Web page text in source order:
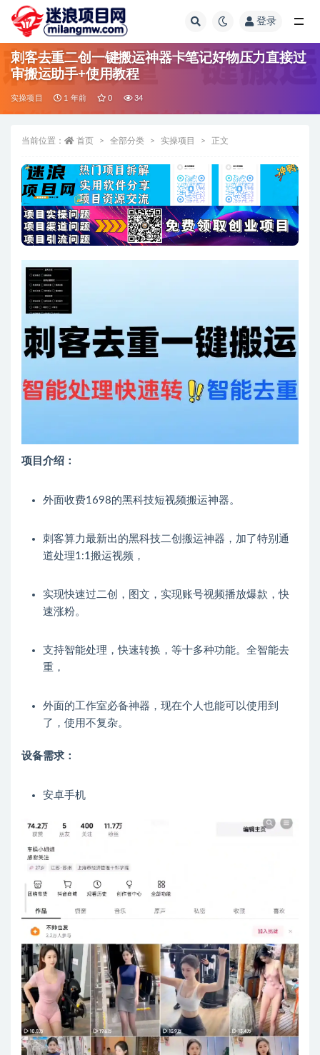
登录
刺客去重二创一键搬运神器卡笔记好物压力直接过
审搬运助手+使用教程
实操项目 1 年前 0 34
当前位置： 首页 全部分类 实操项目 正文
项目介绍：
外面收费1698的黑科技短视频搬运神器。
刺客算力最新出的黑科技二创搬运神器，加了特别通
道处理1:1搬运视频，
实现快速过二创，图文，实现账号视频播放爆款，快
速涨粉。
支持智能处理，快速转换，等十多种功能。全智能去
重，
外面的工作室必备神器，现在个人也能可以使用到
了，使用不复杂。
设备需求：
安卓手机
全部